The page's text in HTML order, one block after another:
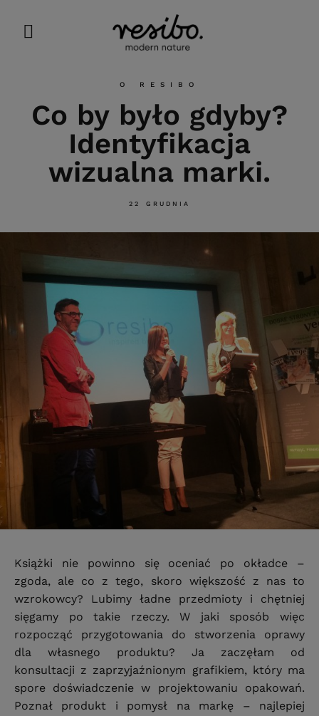
O RESIBO
Co by było gdyby?
Identyfikacja
wizualna marki.
22 GRUDNIA
Książki nie powinno się oceniać po okładce –
zgoda, ale co z tego, skoro większość z nas to
wzrokowcy? Lubimy ładne przedmioty i chętniej
sięgamy po takie rzeczy. W jaki sposób więc
rozpocząć przygotowania do stworzenia oprawy
dla własnego produktu? Ja zaczęłam od
konsultacji z zaprzyjaźnionym grafikiem, który ma
spore doświadczenie w projektowaniu opakowań.
Poznał produkt i pomysł na markę – najlepiej